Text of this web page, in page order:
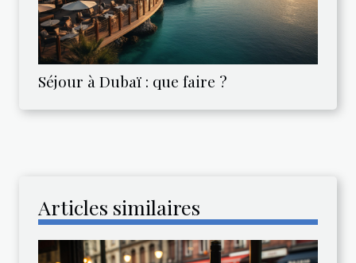
Séjour à Dubaï : que faire ?
Articles similaires